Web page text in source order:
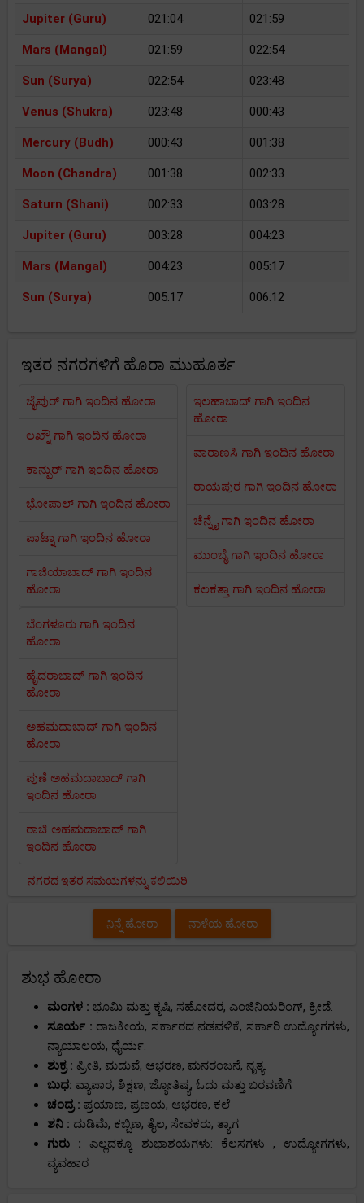
Jupiter (Guru) 021:04 021:59
Mars (Mangal) 021:59 022:54
Sun (Surya) 022:54 023:48
Venus (Shukra) 023:48 000:43
Mercury (Budh) 000:43 001:38
Moon (Chandra) 001:38 002:33
Saturn (Shani) 002:33 003:28
Jupiter (Guru) 003:28 004:23
Mars (Mangal) 004:23 005:17
Sun (Surya) 005:17 006:12
ಇತರ ನಗರಗಳಿಗೆ ಹೊರಾ ಮುಹೂರ್ತ
ಜೈಪುರ್ ಗಾಗಿ ಇಂದಿನ ಹೋರಾ
ಲಖ್ನೌ ಗಾಗಿ ಇಂದಿನ ಹೋರಾ
ಕಾನ್ಪುರ್ ಗಾಗಿ ಇಂದಿನ ಹೋರಾ
ಭೋಪಾಲ್ ಗಾಗಿ ಇಂದಿನ ಹೋರಾ
ಪಾಟ್ನಾ ಗಾಗಿ ಇಂದಿನ ಹೋರಾ
ಗಾಜಿಯಾಬಾದ್ ಗಾಗಿ ಇಂದಿನ
ಹೋರಾ
ಇಲಹಾಬಾದ್ ಗಾಗಿ ಇಂದಿನ
ಹೋರಾ
ವಾರಾಣಸಿ ಗಾಗಿ ಇಂದಿನ ಹೋರಾ
ರಾಯಪುರ ಗಾಗಿ ಇಂದಿನ ಹೋರಾ
ಚೆನ್ನೈ ಗಾಗಿ ಇಂದಿನ ಹೋರಾ
ಮುಂಬೈ ಗಾಗಿ ಇಂದಿನ ಹೋರಾ
ಕಲಕತ್ತಾ ಗಾಗಿ ಇಂದಿನ ಹೋರಾ
ಬೆಂಗಳೂರು ಗಾಗಿ ಇಂದಿನ
ಹೋರಾ
ಹೈದರಾಬಾದ್ ಗಾಗಿ ಇಂದಿನ
ಹೋರಾ
ಅಹಮದಾಬಾದ್ ಗಾಗಿ ಇಂದಿನ
ಹೋರಾ
ಪುಣೆ ಅಹಮದಾಬಾದ್ ಗಾಗಿ
ಇಂದಿನ ಹೋರಾ
ರಾಚಿ ಅಹಮದಾಬಾದ್ ಗಾಗಿ
ಇಂದಿನ ಹೋರಾ
ನಗರದ ಇತರ ಸಮಯಗಳನ್ನು ಕಲಿಯಿರಿ
ನಿನ್ನೆ ಹೋರಾ ನಾಳೆಯ ಹೋರಾ
ಶುಭ ಹೋರಾ
ಮಂಗಳ : ಭೂಮಿ ಮತ್ತು ಕೃಷಿ, ಸಹೋದರ, ಎಂಜಿನಿಯರಿಂಗ್, ಕ್ರೀಡೆ.
ಸೂರ್ಯ : ರಾಜಕೀಯ, ಸರ್ಕಾರದ ನಡವಳಿಕೆ, ಸರ್ಕಾರಿ ಉದ್ಯೋಗಗಳು,
ನ್ಯಾಯಾಲಯ, ಧೈರ್ಯ.
ಶುಕ್ರ : ಪ್ರೀತಿ, ಮದುವೆ, ಆಭರಣ, ಮನರಂಜನೆ, ನೃತ್ಯ.
ಬುಧ: ವ್ಯಾಪಾರ, ಶಿಕ್ಷಣ, ಜ್ಯೋತಿಷ್ಯ, ಓದು ಮತ್ತು ಬರವಣಿಗೆ
ಚಂದ್ರ : ಪ್ರಯಾಣ, ಪ್ರಣಯ, ಆಭರಣ, ಕಲೆ
ಶನಿ : ದುಡಿಮೆ, ಕಬ್ಬಿಣ, ತೈಲ, ಸೇವಕರು, ತ್ಯಾಗ
ಗುರು : ಎಲ್ಲದಕ್ಕೂ ಶುಭಾಶಯಗಳು: ಕೆಲಸಗಳು , ಉದ್ಯೋಗಗಳು,
ವ್ಯವಹಾರ